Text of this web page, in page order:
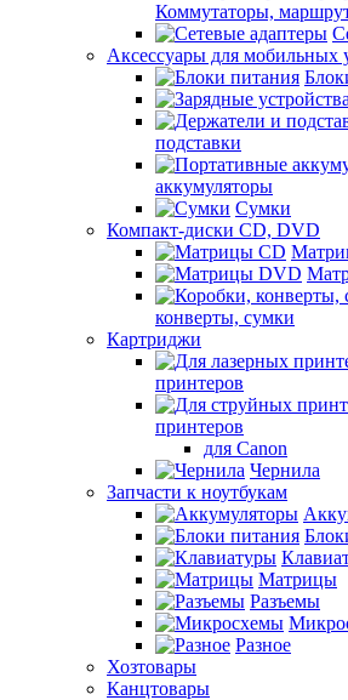
Коммутаторы,
Аксессуары для мобильных
подставки
аккумуляторы
Сумки
Компакт-диски CD, DVD
конверты, сумки
Картриджи
принтеров
принтеров
для Canon
Чернила
Запчасти к ноутбукам
Матрицы
Разъемы
Разное
Хозтовары
Канцтовары